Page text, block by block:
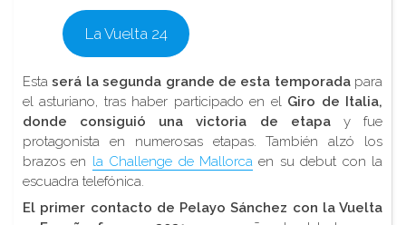
La Vuelta 24
Estaserá la segunda grande de esta temporadapara
el asturiano, tras haber participado en el Giro de Italia,
donde consiguió una victoria de etapay fue
protagonista en numerosas etapas. También alzó los
brazos en la Challenge de Mallorca en su debut con la
escuadra telefónica.
El primer contacto de Pelayo Sánchez con la Vuelta